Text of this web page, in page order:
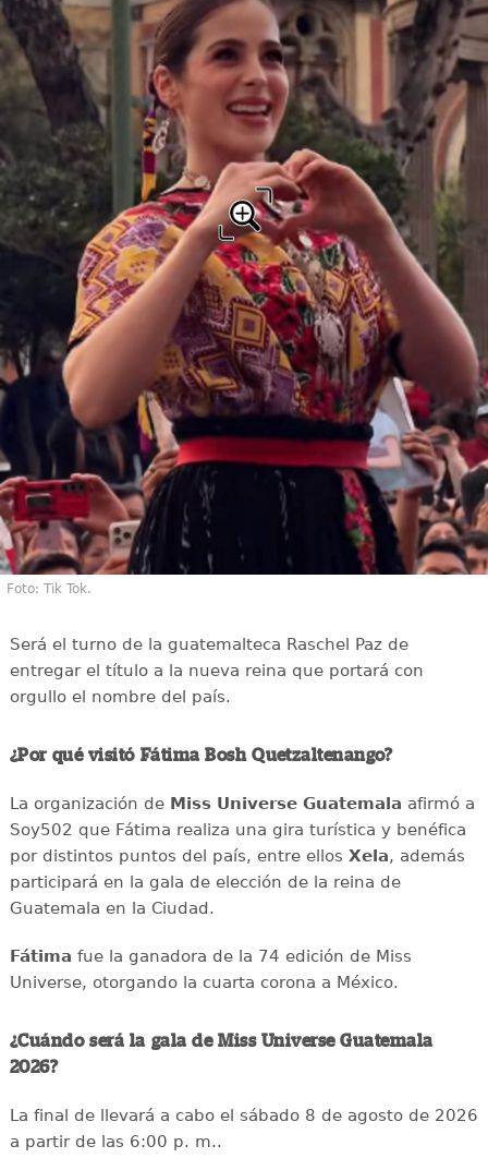
Foto: Tik Tok.
Será el turno de la guatemalteca Raschel Paz de
entregar el título a la nueva reina que portará con
orgullo el nombre del país.
¿Por qué visitó Fátima Bosh Quetzaltenango?
La organización de Miss Universe Guatemala afirmó a
Soy502 que Fátima realiza una gira turística y benéfica
por distintos puntos del país, entre ellos Xela, además
participará en la gala de elección de la reina de
Guatemala en la Ciudad.
Fátima fue la ganadora de la 74 edición de Miss
Universe, otorgando la cuarta corona a México.
¿Cuándo será la gala de Miss Universe Guatemala
2026?
La final de llevará a cabo el sábado 8 de agosto de 2026
a partir de las 6:00 p. m..